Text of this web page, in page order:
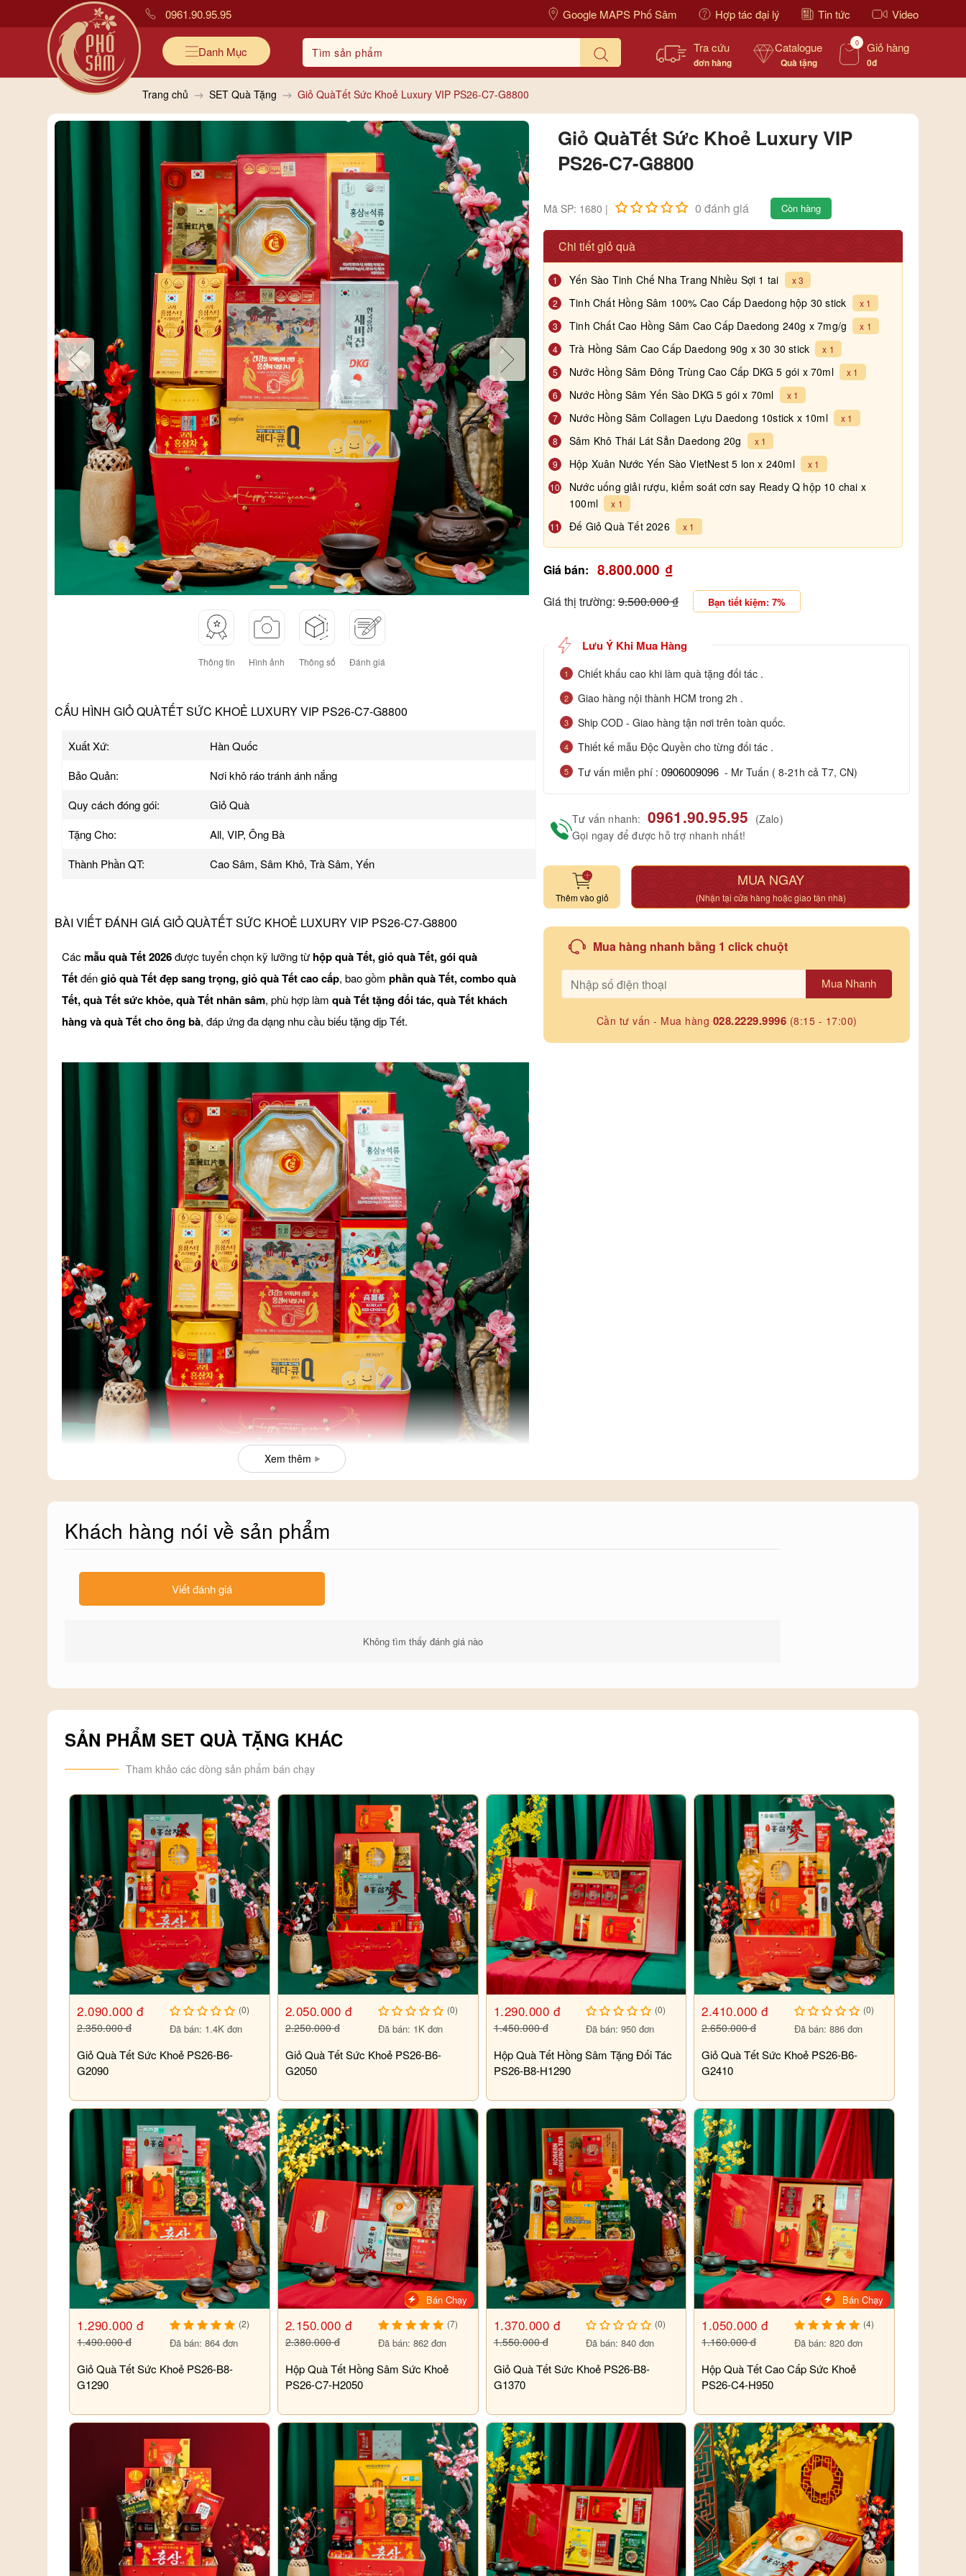
0961.90.95.95 Google MAPS Phố Sâm Hợp tác đại lý Tin tức Video
Danh Mục Tra cứu
đơn hàng
Catalogue
Quà tặng
0 Giỏ hàng
0đ
Trang chủ SET Quà Tặng Giỏ QuàTết Sức Khoẻ Luxury VIP PS26-C7-G8800
Thông tin Hình ảnh Thông số Đánh giá
CẤU HÌNH GIỎ QUÀTẾT SỨC KHOẺ LUXURY VIP PS26-C7-G8800
Xuất Xứ:
Hàn Quốc
Bảo Quản:
Nơi khô ráo tránh ánh nắng
Quy cách đóng gói:
Giỏ Quà
Tặng Cho:
All, VIP, Ông Bà
Thành Phần QT:
Cao Sâm, Sâm Khô, Trà Sâm, Yến
BÀI VIẾT ĐÁNH GIÁ GIỎ QUÀTẾT SỨC KHOẺ LUXURY VIP PS26-C7-G8800
Các mẫu quà Tết 2026được tuyển chọn kỹ lưỡng từ hộp quà Tết, giỏ quà Tết, gói quà
Tếtđếngiỏ quà Tết đẹp sang trọng, giỏ quà Tết cao cấp, bao gồm phần quà Tết, combo quà
Tết, quà Tết sức khỏe, quà Tết nhân sâm, phù hợp làm quà Tết tặng đối tác, quà Tết khách
hàng và quà Tết cho ông bà, đáp ứng đa dạng nhu cầu biếu tặng dịp Tết.
Hình ảnh thật tế Giỏ Quà Tết Sức Khoẻ PS26-C7-G8800 được chụp tại Phố Sâm.
Xem toàn bộ Quà Tết tại Phố Sâm:
- Hộp Quà Tết:https://phosam.vn/hop-qua-tet.html
Xem thêm
Giỏ QuàTết Sức Khoẻ Luxury VIP
PS26-C7-G8800
Mã SP: 1680 | 0 đánh giá Còn hàng
Chi tiết giỏ quà
1 Yến Sào Tinh Chế Nha Trang Nhiều Sợi 1 tai
x 3
2
Tinh Chất Hồng Sâm 100% Cao Cấp Daedong hộp 30 stick
x 1
3
Tinh Chất Cao Hồng Sâm Cao Cấp Daedong 240g x 7mg/g
x 1
4
Trà Hồng Sâm Cao Cấp Daedong 90g x 30 30 stick
x 1
5
Nước Hồng Sâm Đông Trùng Cao Cấp DKG 5 gói x 70ml
x 1
6
Nước Hồng Sâm Yến Sào DKG 5 gói x 70ml
x 1
7
Nước Hồng Sâm Collagen Lựu Daedong 10stick x 10ml
x 1
8
Sâm Khô Thái Lát Sẳn Daedong 20g
x 1
9
Hộp Xuân Nước Yến Sào VietNest 5 lon x 240ml
x 1
10
Nước uống giải rượu, kiểm soát cơn say Ready Q hộp 10 chai x
100ml
x 1
11
Đế Giỏ Quà Tết 2026 x 1
Giá bán: 8.800.000 ₫
Giá thị trường: 9.500.000₫ Bạn tiết kiệm: 7%
Lưu Ý Khi Mua Hàng
1 Chiết khấu cao khi làm quà tặng đối tác .
2 Giao hàng nội thành HCM trong 2h .
3 Ship COD - Giao hàng tận nơi trên toàn quốc.
4 Thiết kế mẫu Độc Quyền cho từng đối tác .
5 Tư vấn miễn phí : 0906009096 - Mr Tuấn ( 8-21h cả T7, CN)
Tư vấn nhanh: 0961.90.95.95 (Zalo)
Gọi ngay để được hỗ trợ nhanh nhất!
Thêm vào giỏ
MUA NGAY
(Nhận tại cửa hàng hoặc giao tận nhà)
Mua hàng nhanh bằng 1 click chuột
Mua Nhanh
Cần tư vấn - Mua hàng 028.2229.9996 (8:15 - 17:00)
Khách hàng nói về sản phẩm
Viết đánh giá
Không tìm thấy đánh giá nào
SẢN PHẨM SET QUÀ TẶNG KHÁC
Tham khảo các dòng sản phẩm bán chạy
2.090.000 đ
2.350.000 đ
(0)
Đã bán: 1.4K đơn
Giỏ Quà Tết Sức Khoẻ PS26-B6-
G2090
2.050.000 đ
2.250.000 đ
(0)
Đã bán: 1K đơn
Giỏ Quà Tết Sức Khoẻ PS26-B6-
G2050
1.290.000 đ
1.450.000 đ
(0)
Đã bán: 950 đơn
Hộp Quà Tết Hồng Sâm Tặng Đối Tác
PS26-B8-H1290
2.410.000 đ
2.650.000 đ
(0)
Đã bán: 886 đơn
Giỏ Quà Tết Sức Khoẻ PS26-B6-
G2410
1.290.000 đ
1.490.000 đ
(2)
Đã bán: 864 đơn
Giỏ Quà Tết Sức Khoẻ PS26-B8-
G1290
Bán Chạy
2.150.000 đ
2.380.000 đ
(7)
Đã bán: 862 đơn
Hộp Quà Tết Hồng Sâm Sức Khoẻ
PS26-C7-H2050
1.370.000 đ
1.550.000 đ
(0)
Đã bán: 840 đơn
Giỏ Quà Tết Sức Khoẻ PS26-B8-
G1370
Bán Chạy
1.050.000 đ
1.160.000 đ
(4)
Đã bán: 820 đơn
Hộp Quà Tết Cao Cấp Sức Khoẻ
PS26-C4-H950